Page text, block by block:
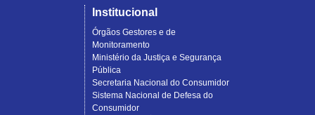
Institucional
Órgãos Gestores e de
Monitoramento
Ministério da Justiça e Segurança
Pública
Secretaria Nacional do Consumidor
Sistema Nacional de Defesa do
Consumidor